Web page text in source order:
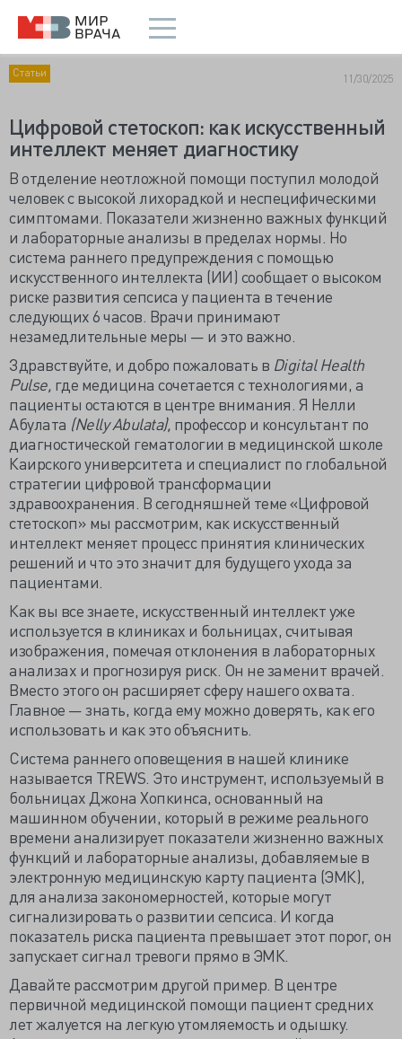
Статьи 11/30/2025
Цифровой стетоскоп: как искусственный
интеллект меняет диагностику
В отделение неотложной помощи поступил молодой
человек с высокой лихорадкой и неспецифическими
симптомами. Показатели жизненно важных функций
и лабораторные анализы в пределах нормы. Но
система раннего предупреждения с помощью
искусственного интеллекта (ИИ) сообщает о высоком
риске развития сепсиса у пациента в течение
следующих 6 часов. Врачи принимают
незамедлительные меры — и это важно.
Здравствуйте, и добро пожаловать в Digital Health
Pulse, где медицина сочетается с технологиями, а
пациенты остаются в центре внимания. Я Нелли
Абулата (Nelly Abulata), профессор и консультант по
диагностической гематологии в медицинской школе
Каирского университета и специалист по глобальной
стратегии цифровой трансформации
здравоохранения. В сегодняшней теме «Цифровой
стетоскоп» мы рассмотрим, как искусственный
интеллект меняет процесс принятия клинических
решений и что это значит для будущего ухода за
пациентами.
Как вы все знаете, искусственный интеллект уже
используется в клиниках и больницах, считывая
изображения, помечая отклонения в лабораторных
анализах и прогнозируя риск. Он не заменит врачей.
Вместо этого он расширяет сферу нашего охвата.
Главное — знать, когда ему можно доверять, как его
использовать и как это объяснить.
Система раннего оповещения в нашей клинике
называется TREWS. Это инструмент, используемый в
больницах Джона Хопкинса, основанный на
машинном обучении, который в режиме реального
времени анализирует показатели жизненно важных
функций и лабораторные анализы, добавляемые в
электронную медицинскую карту пациента (ЭМК),
для анализа закономерностей, которые могут
сигнализировать о развитии сепсиса. И когда
показатель риска пациента превышает этот порог, он
запускает сигнал тревоги прямо в ЭМК.
Давайте рассмотрим другой пример. В центре
первичной медицинской помощи пациент средних
лет жалуется на легкую утомляемость и одышку.